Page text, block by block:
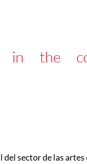
in the
sector de las artes